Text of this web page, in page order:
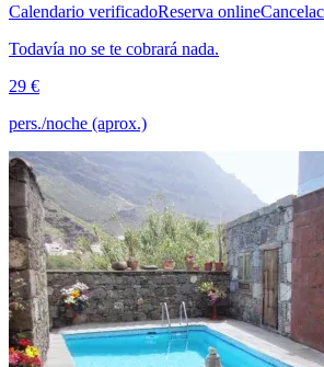
Calendario verificadoReserva online
Todavía no se te cobrará nada.
29 €
pers./noche (aprox.)